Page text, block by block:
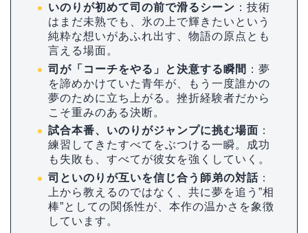
いのりが初めて司の前で滑るシーン ：技術
はまだ未熟でも、氷の上で輝きたいという
純粋な想いがあふれ出す、物語の原点とも
言える場面。
司が「コーチをやる」と決意する瞬間 ：夢
を諦めかけていた青年が、もう一度誰かの
夢のために立ち上がる。挫折経験者だから
こそ重みのある決断。
試合本番、いのりがジャンプに挑む場面 ：
練習してきたすべてをぶつける一瞬。成功
も失敗も、すべてが彼女を強くしていく。
司といのりが互いを信じ合う師弟の対話 ：
上から教えるのではなく、共に夢を追う”相
棒”としての関係性が、本作の温かさを象徴
しています。